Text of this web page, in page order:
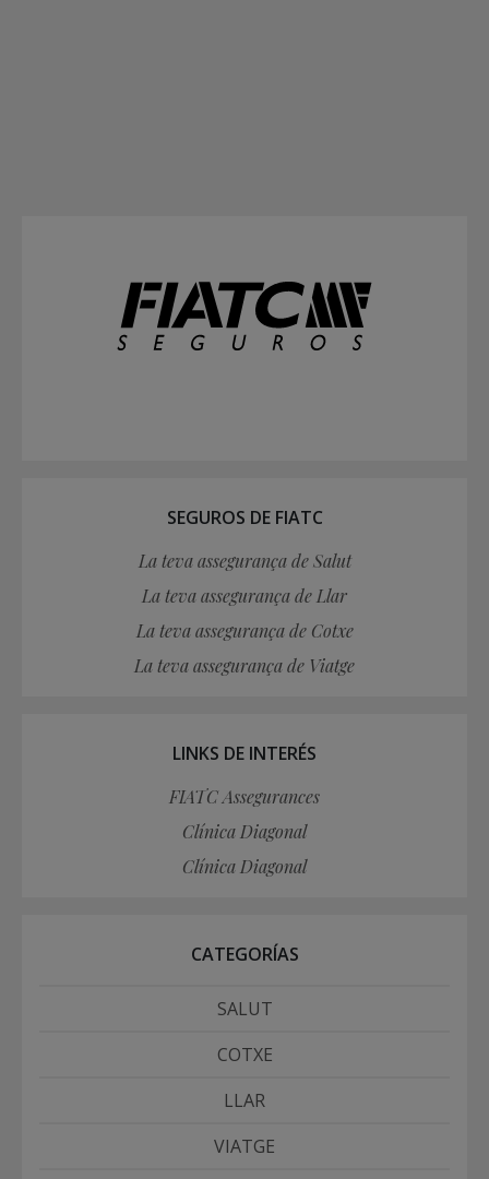
SEGUROS DE FIATC
La teva assegurança de Salut
La teva assegurança de Llar
La teva assegurança de Cotxe
La teva assegurança de Viatge
LINKS DE INTERÉS
FIATC Assegurances
Clínica Diagonal
Clínica Diagonal
CATEGORÍAS
SALUT
COTXE
LLAR
VIATGE